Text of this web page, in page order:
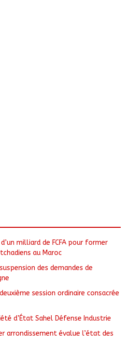
milliard de FCFA pour former
au Maroc
des demandes de
deuxième session ordinaire consacrée
d’État Sahel Défense Industrie
arrondissement évalue l’état des